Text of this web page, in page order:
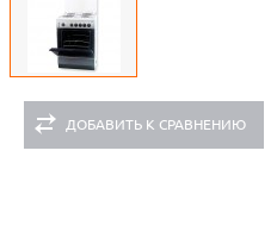
ДОБАВИТЬ К СРАВНЕНИЮ